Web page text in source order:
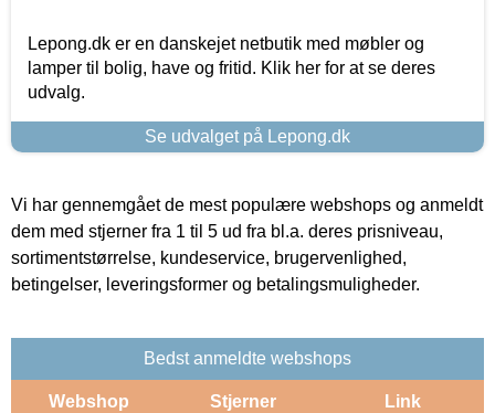
Lepong.dk er en danskejet netbutik med møbler og
lamper til bolig, have og fritid. Klik her for at se deres
udvalg.
Se udvalget på Lepong.dk
Vi har gennemgået de mest populære webshops og anmeldt
dem med stjerner fra 1 til 5 ud fra bl.a. deres prisniveau,
sortimentstørrelse, kundeservice, brugervenlighed,
betingelser, leveringsformer og betalingsmuligheder.
Bedst anmeldte webshops
Webshop Stjerner Link